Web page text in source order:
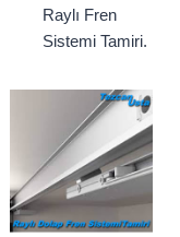
Raylı Fren
Sistemi Tamiri.